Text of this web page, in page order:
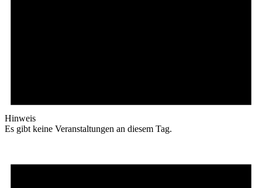
Hinweis
Es gibt keine Veranstaltungen an diesem Tag.